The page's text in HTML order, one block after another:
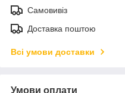
Самовивіз
Доставка поштою
Всі умови доставки
Умови оплати